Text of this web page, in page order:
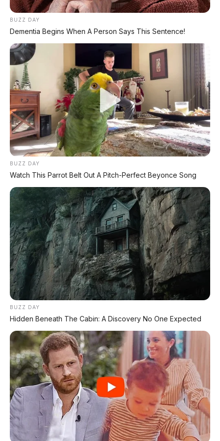
•Baterai Blade 2.0– teknologi LFP terbaru
dengan keamanan dan daya tahan tinggi
•Fast charging 400 km/5 menit– salah
satu yang tercepat di kelasnya
• Range 1.000+ km– mengatasi kecemasan
jarak tempuh bagi pengguna EV
•Tenaga 694 hp– performa setara
supercar dengan akselerasi 3,3 detik
•Fitur mewah – kursi zero-gravity, kulkas,
tatahan mutiara, suspensi udara
• Harga kompetitif – jauh lebih terjangkau
❌ Kekurangan & Catatan
• Khusus pasar China– belum ada
kepastian ekspor ke pasar global termasuk
Indonesia
•Range CLTC optimistis
diperkirakan lebih rendah (sekitar 700 km)
•Infrastruktur flash charging–
membutuhkan jaringan pengisian 1.500 kW
yang belum tersedia luas
•
Merek China– masih menghadapi persepsi
premium di pasar global
BUZZ DAY
Dementia Begins When A Person Says This Sentence!
BUZZ DAY
Watch This Parrot Belt Out A Pitch-Perfect Beyonce Song
BUZZ DAY
Hidden Beneath The Cabin: A Discovery No One Expected